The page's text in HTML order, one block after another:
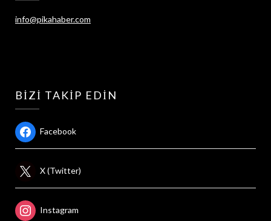
info@pikahaber.com
BIZI TAKIP EDIN
Facebook
X (Twitter)
Instagram